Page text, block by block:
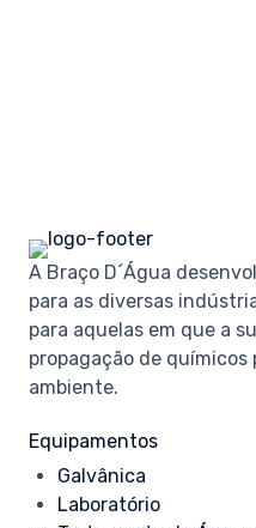
A Braço D´Água
para as diversas
para aquelas em que a
propagação de
ambiente.
Equipamentos
Galvânica
Laboratório